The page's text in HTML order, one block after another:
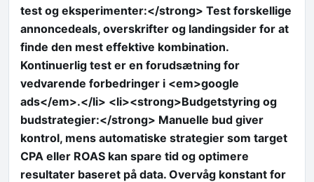
test og eksperimenter:</strong> Test forskellige
annoncedeals, overskrifter og landingsider for at
finde den mest effektive kombination.
Kontinuerlig test er en forudsætning for
vedvarende forbedringer i <em>google
ads</em>.</li> <li><strong>Budgetstyring og
budstrategier:</strong> Manuelle bud giver
kontrol, mens automatiske strategier som target
CPA eller ROAS kan spare tid og optimere
resultater baseret på data. Overvåg konstant for